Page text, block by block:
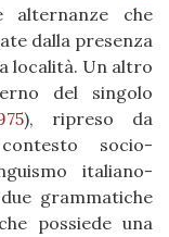
alternanze che
dalla presenza
località. Un altro
del singolo
), ripreso da
socio-
italiano-
grammatiche
possiede una